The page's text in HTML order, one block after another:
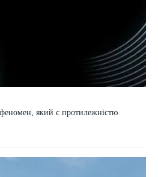
який є протилежністю